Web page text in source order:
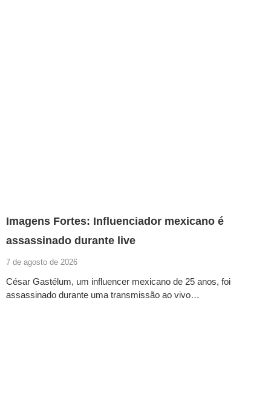
Imagens Fortes: Influenciador mexicano é
assassinado durante live
7 de agosto de 2026
César Gastélum, um influencer mexicano de 25 anos, foi
assassinado durante uma transmissão ao vivo…